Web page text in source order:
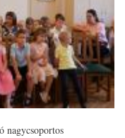
nagycsoportos